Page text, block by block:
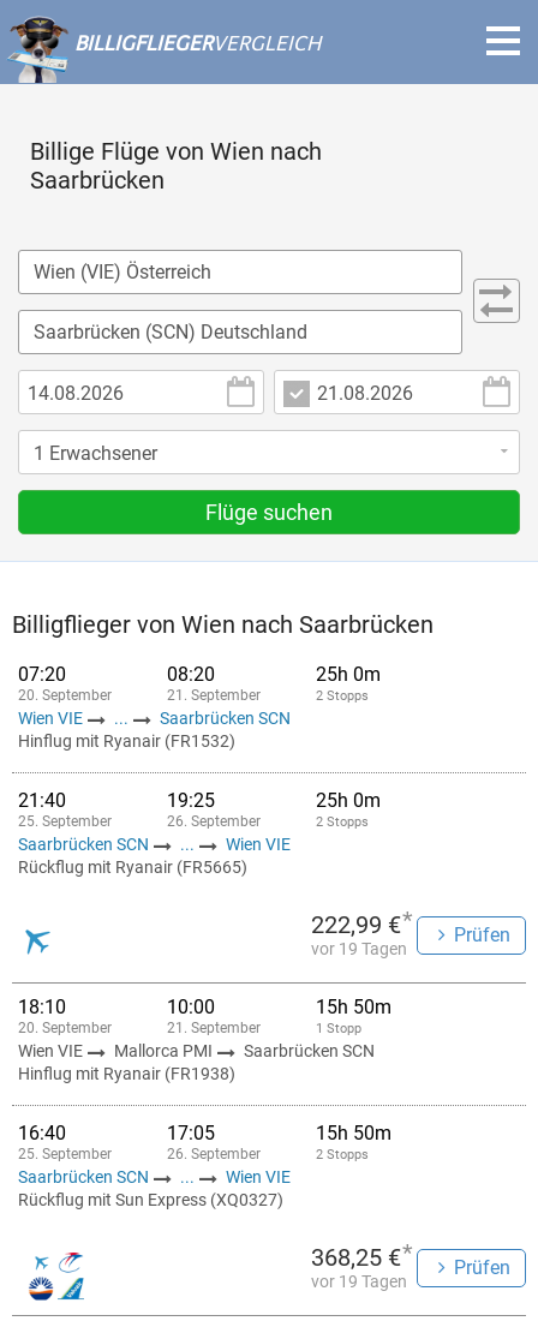
BILLIGFLIEGERVERGLEICH
Billige Flüge von Wien nach
Saarbrücken
Flüge suchen
Billigflieger von Wien nach Saarbrücken
07:20
20. September
08:20
21. September
25h 0m
2 Stopps
Wien VIE ...
Saarbrücken SCN
Hinflug mit Ryanair (FR1532)
21:40
25. September
19:25
26. September
25h 0m
2 Stopps
Saarbrücken SCN ...
Wien VIE
Rückflug mit Ryanair (FR5665)
222,99 €*
vor 19 Tagen
Prüfen
18:10
20. September
10:00
21. September
15h 50m
1 Stopp
Wien VIE Mallorca PMI
Saarbrücken SCN
Hinflug mit Ryanair (FR1938)
16:40
25. September
17:05
26. September
15h 50m
2 Stopps
Saarbrücken SCN ...
Wien VIE
Rückflug mit Sun Express (XQ0327)
368,25 €*
vor 19 Tagen
Prüfen